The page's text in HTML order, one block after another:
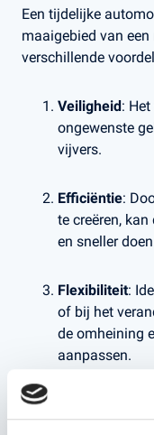
Een tijdelijke
maaigebied van
verschillende
Veiligheid:
ongewenste
vijvers.
Efficiëntie:
te creëren,
en sneller
Flexibiliteit:
of bij het
de omheining
aanpassen.
planten en